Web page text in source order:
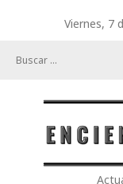
Viernes, 7